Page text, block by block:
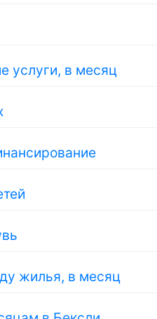
услуги, в месяц
жилья, в месяц